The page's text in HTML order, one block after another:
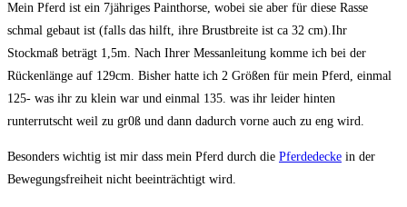
Mein Pferd ist ein 7jähriges Painthorse, wobei sie aber für diese Rasse
schmal gebaut ist (falls das hilft, ihre Brustbreite ist ca 32 cm).Ihr
Stockmaß beträgt 1,5m. Nach Ihrer Messanleitung komme ich bei der
Rückenlänge auf 129cm. Bisher hatte ich 2 Größen für mein Pferd, einmal
125- was ihr zu klein war und einmal 135. was ihr leider hinten
runterrutscht weil zu gr0ß und dann dadurch vorne auch zu eng wird.
Besonders wichtig ist mir dass mein Pferd durch die Pferdedecke in der
Bewegungsfreiheit nicht beeinträchtigt wird.